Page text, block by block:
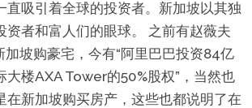
直吸引着全球的投资者。新加坡以其独
者和富人们的眼球。
之前有赵薇夫
加坡购豪宅，今有“阿里巴巴投资84亿
大楼AXA Tower的50%股权”，当然也
在新加坡购买房产，这些也都说明了在